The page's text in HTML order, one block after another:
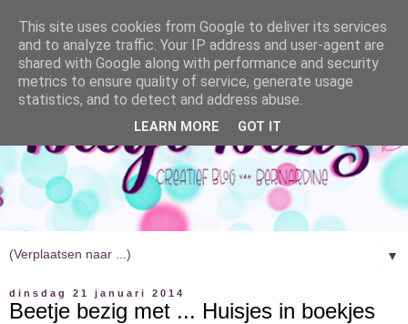
▼
dinsdag 21 januari 2014
Beetje bezig met ... Huisjes in boekjes
This site uses cookies from Google to deliver its services
and to analyze traffic. Your IP address and user-agent are
shared with Google along with performance and security
metrics to ensure quality of service, generate usage
statistics, and to detect and address abuse.
LEARN MORE GOT IT